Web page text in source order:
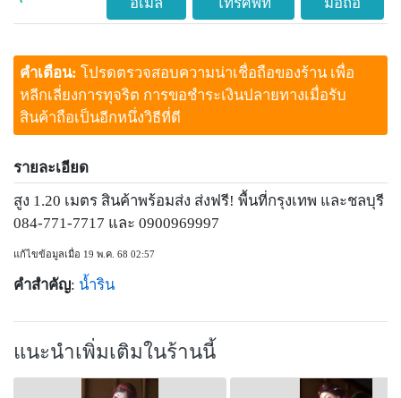
คำเตือน: โปรดตรวจสอบความน่าเชื่อถือของร้าน เพื่อ
หลีกเลี่ยงการทุจริต การขอชำระเงินปลายทางเมื่อรับ
สินค้าถือเป็นอีกหนึ่งวิธีที่ดี
รายละเอียด
สูง 1.20 เมตร สินค้าพร้อมส่ง ส่งฟรี! พื้นที่กรุงเทพ และชลบุรี
084-771-7717 และ 0900969997
แก้ไขข้อมูลเมื่อ 19 พ.ค. 68 02:57
คำสำคัญ: น้ำริน
แนะนำเพิ่มเติมในร้านนี้